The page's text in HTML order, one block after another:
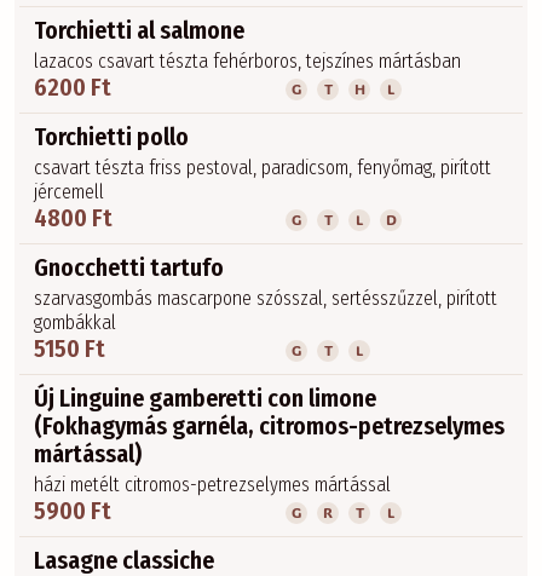
Torchietti al salmone
lazacos csavart tészta fehérboros, tejszínes mártásban
6200 Ft G T H L
Torchietti pollo
csavart tészta friss pestoval, paradicsom, fenyőmag, pirított
jércemell
4800 Ft G T L D
Gnocchetti tartufo
szarvasgombás mascarpone szósszal, sertésszűzzel, pirított
gombákkal
5150 Ft G T L
Új Linguine gamberetti con limone
(Fokhagymás garnéla, citromos-petrezselymes
mártással)
házi metélt citromos-petrezselymes mártással
5900 Ft G R T L
Lasagne classiche